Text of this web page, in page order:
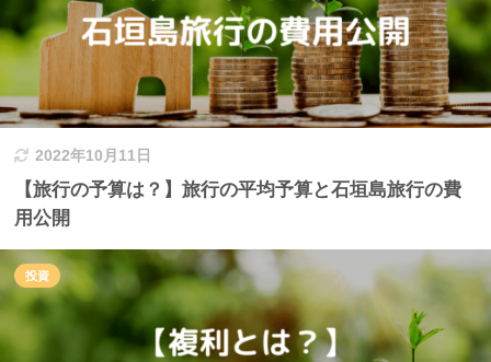
2022年10月11日
【旅行の予算は？】旅行の平均予算と石垣島旅行の費
用公開
投資